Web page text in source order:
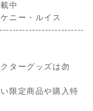
中
ニー・ルイス
ターグッズは勿
限定商品や購入特